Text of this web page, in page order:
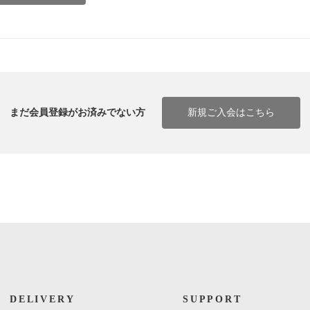
まだ会員登録がお済みでない方 新規ご入会はこちら
DELIVERY SUPPORT